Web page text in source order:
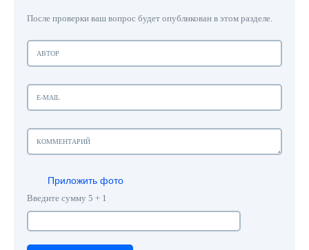
После проверки ваш вопрос будет опубликован в этом разделе.
Приложить фото
Введите сумму 5 + 1